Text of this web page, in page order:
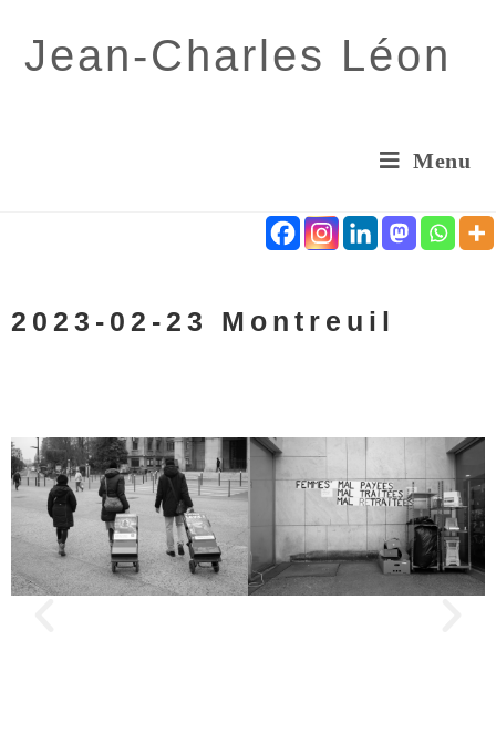
Jean-Charles Léon
Menu
2023-02-23 Montreuil